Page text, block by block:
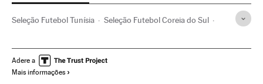
Seleção Futebol Tunísia Seleção Futebol Coreia do Sul
Seleção Futebol Suécia Seleção Futebol Inglaterra
Seleção Futebol Dinamarca
Adere a
Mais informações